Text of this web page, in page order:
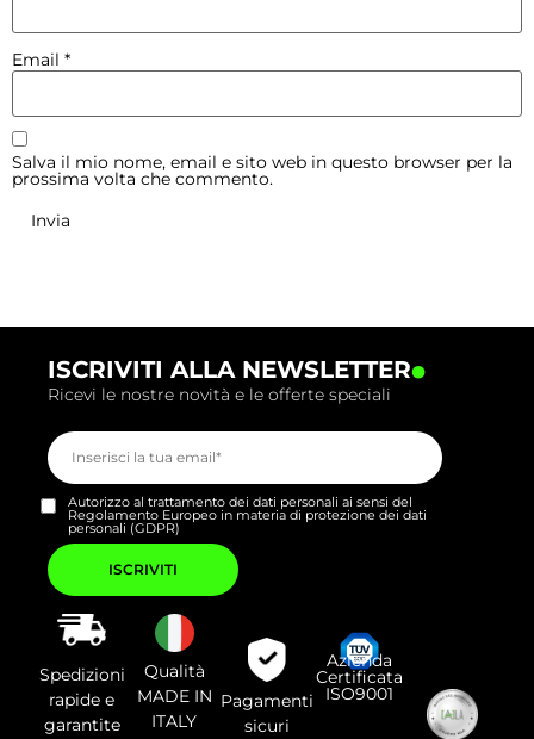
Email *
Salva il mio nome, email e sito web in questo browser per la
prossima volta che commento.
ISCRIVITI ALLA NEWSLETTER.
Ricevi le nostre novità e le offerte speciali
Autorizzo al trattamento dei dati personali ai sensi del
Regolamento Europeo in materia di protezione dei dati
personali (GDPR)
Si
prega
di
lasciare
vuoto
questo
campo.
Spedizioni
rapide e
garantite
Qualità
MADE IN
ITALY
Pagamenti
sicuri
Azienda
Certificata
ISO9001